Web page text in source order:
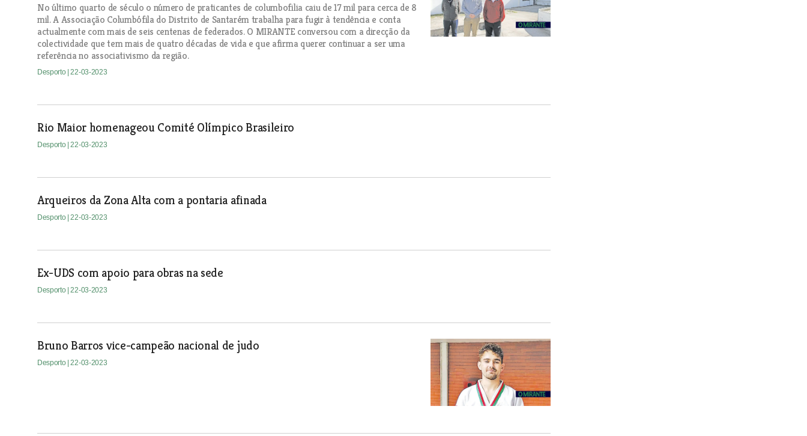
No último quarto de século o número de praticantes de columbofilia caiu de 17 mil para cerca de 8
mil. A Associação Columbófila do Distrito de Santarém trabalha para fugir à tendência e conta
actualmente com mais de seis centenas de federados. O MIRANTE conversou com a direcção da
colectividade que tem mais de quatro décadas de vida e que afirma querer continuar a ser uma
referência no associativismo da região.
Desporto | 22-03-2023
Rio Maior homenageou Comité Olímpico Brasileiro
Desporto | 22-03-2023
Arqueiros da Zona Alta com a pontaria afinada
Desporto | 22-03-2023
Ex-UDS com apoio para obras na sede
Desporto | 22-03-2023
Bruno Barros vice-campeão nacional de judo
Desporto | 22-03-2023